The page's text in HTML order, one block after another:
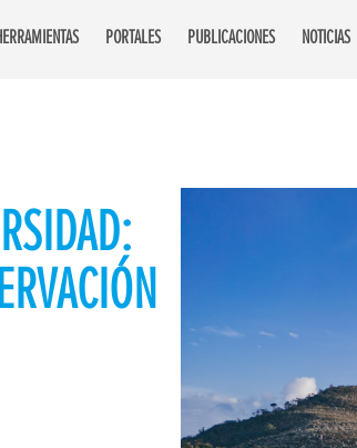
PORTALES PUBLICACIONES NOTICIAS